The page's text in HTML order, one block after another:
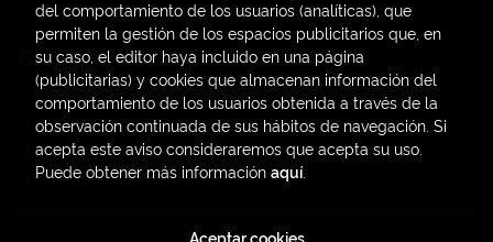
Contacto
C/ Amadeo de Saboya, 4
(+34) 963828968
latendauv@fundacio.es
Formulario de contacto
del comportamiento de los usuarios (analíticas), que
permiten la gestión de los espacios publicitarios que, en
su caso, el editor haya incluido en una página
(publicitarias) y cookies que almacenan información del
comportamiento de los usuarios obtenida a través de la
observación continuada de sus hábitos de navegación. Si
acepta este aviso consideraremos que acepta su uso.
Puede obtener más información aquí.
Aceptar cookies